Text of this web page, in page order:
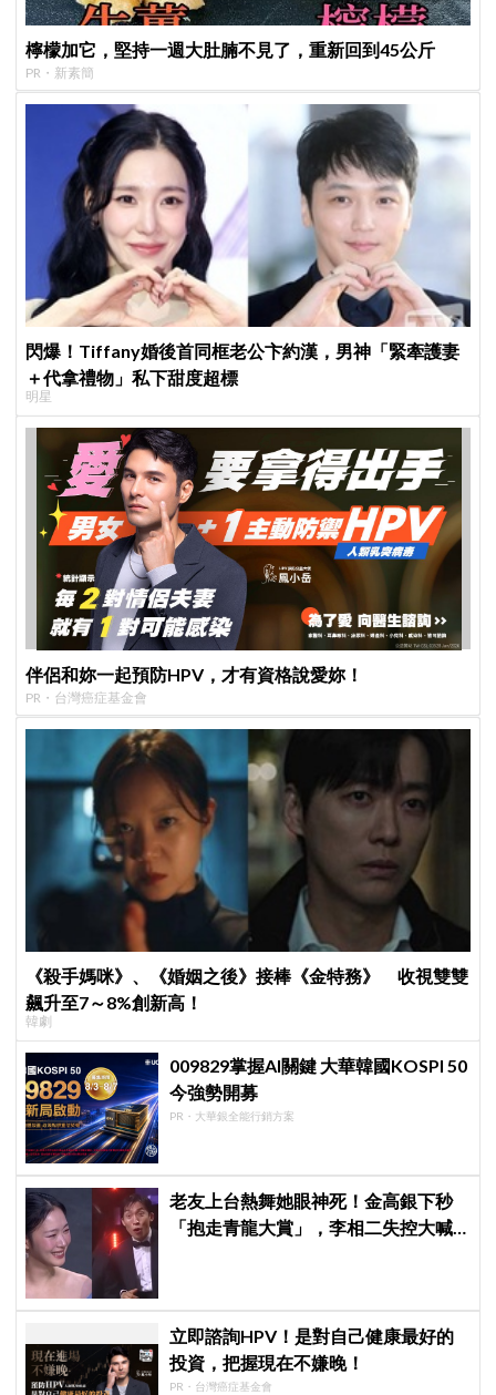
檸檬加它，堅持一週大肚腩不見了，重新回到45公斤
PR・新素簡
閃爆！Tiffany婚後首同框老公卞約漢，男神「緊牽護妻
＋代拿禮物」私下甜度超標
明星
伴侶和妳一起預防HPV，才有資格說愛妳！
PR・台灣癌症基金會
《殺手媽咪》、《婚姻之後》接棒《金特務》 收視雙雙
飆升至7～8%創新高！
韓劇
009829掌握AI關鍵 大華韓國KOSPI 50
今強勢開募
PR・大華銀全能行銷方案
老友上台熱舞她眼神死！金高銀下秒
「抱走青龍大賞」，李相二失控大喊
立即諮詢HPV！是對自己健康最好的
投資，把握現在不嫌晚！
PR・台灣癌症基金會